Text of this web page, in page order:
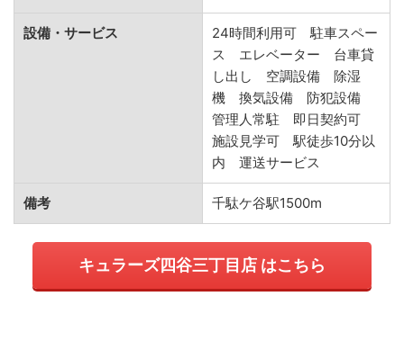
設備・サービス
24時間利用可 駐車スペー
ス エレベーター 台車貸
し出し 空調設備 除湿
機 換気設備 防犯設備
管理人常駐 即日契約可
施設見学可 駅徒歩10分以
内 運送サービス
備考 千駄ケ谷駅1500m
キュラーズ四谷三丁目店 はこちら